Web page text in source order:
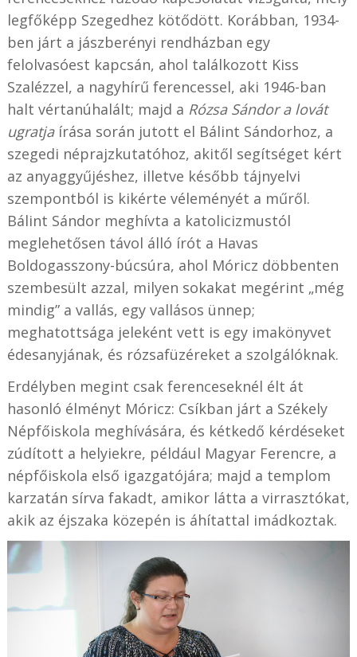
legfőképp Szegedhez kötődött. Korábban, 1934-
ben járt a jászberényi rendházban egy
felolvasóest kapcsán, ahol találkozott Kiss
Szalézzel, a nagyhírű ferencessel, aki 1946-ban
halt vértanúhalált; majd a Rózsa Sándor a lovát
ugratjaírása során jutott el Bálint Sándorhoz, a
szegedi néprajzkutatóhoz, akitől segítséget kért
az anyaggyűjéshez, illetve később tájnyelvi
szempontból is kikérte véleményét a műről.
Bálint Sándor meghívta a katolicizmustól
meglehetősen távol álló írót a Havas
Boldogasszony-búcsúra, ahol Móricz döbbenten
szembesült azzal, milyen sokakat megérint „még
mindig” a vallás, egy vallásos ünnep;
meghatottsága jeleként vett is egy imakönyvet
édesanyjának, és rózsafüzéreket a szolgálóknak.
Erdélyben megint csak ferenceseknél élt át
hasonló élményt Móricz: Csíkban járt a Székely
Népfőiskola meghívására, és kétkedő kérdéseket
zúdított a helyiekre, például Magyar Ferencre, a
népfőiskola első igazgatójára; majd a templom
karzatán sírva fakadt, amikor látta a virrasztókat,
akik az éjszaka közepén is áhítattal imádkoztak.